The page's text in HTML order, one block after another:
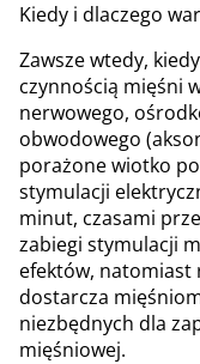
Kiedy i dlaczego
Zawsze wtedy,
czynnością mięśni
nerwowego,
obwodowego
porażone wiotko
stymulacji
minut, czasami
zabiegi stymulacji
efektów,
dostarcza
niezbędnych dla
mięśniowej.